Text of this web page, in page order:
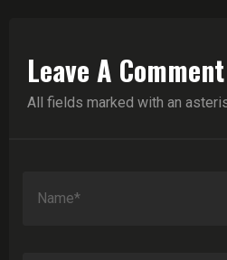
Leave A Comment
All fields marked with an